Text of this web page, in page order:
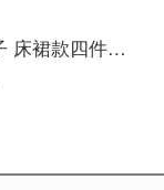
花花公子 床裙款四件套 韩版全棉床裙四件套纯棉床罩1.5m1.8米床套双人床上用品1.2m 国色天香新 1.8床标准